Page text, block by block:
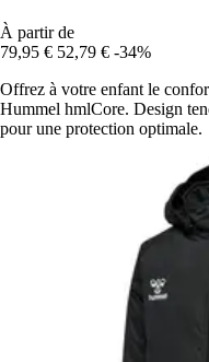
À partir de
79,95 € 52,79 € -34%
Offrez à votre enfant le
Hummel hmlCore. Design
pour une protection optimale.